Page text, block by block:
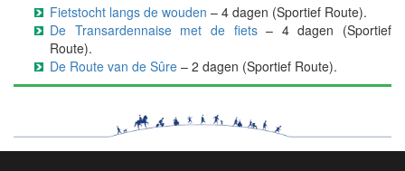
Fietstocht langs de wouden – 4 dagen (Sportief Route).
De Transardennaise met de fiets– 4 dagen (Sportief
Route).
De Route van de Sûre – 2 dagen (Sportief Route).